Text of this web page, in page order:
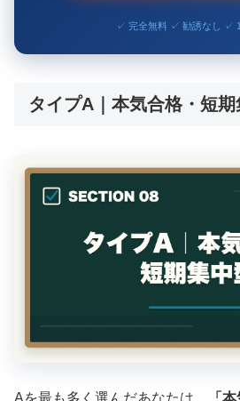
✓ 完全無料 ✓ 勧誘なし ✓ 1
タイプA｜本気合格・短期